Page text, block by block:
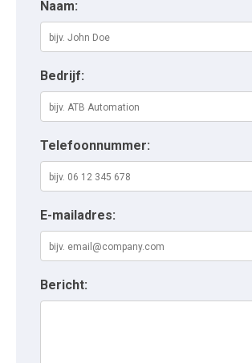
Naam:
Bedrijf:
Telefoonnummer:
E-mailadres:
Bericht: